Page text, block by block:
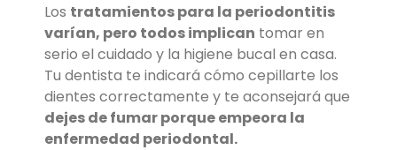
Los tratamientos para la periodontitis
varían, pero todos implican tomar en
serio el cuidado y la higiene bucal en casa.
Tu dentista te indicará cómo cepillarte los
dientes correctamente y te aconsejará que
dejes de fumar porque empeora la
enfermedad periodontal.